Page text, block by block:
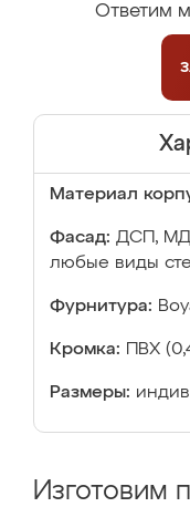
Ответим
Материал
Фасад: ДСП,
любые виды
Фурнитура:
Кромка: ПВХ
Размеры:
Изготовим